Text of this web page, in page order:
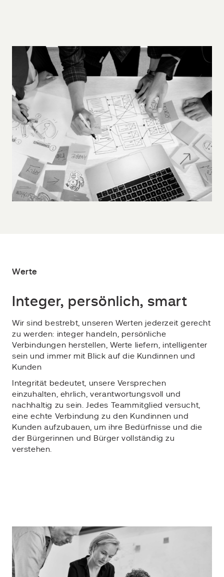
Werte
Integer, persönlich, smart
Wir sind bestrebt, unseren Werten jederzeit gerecht
zu werden: integer handeln, persönliche
Verbindungen herstellen, Werte liefern, intelligenter
sein und immer mit Blick auf die Kundinnen und
Kunden
Integrität bedeutet, unsere Versprechen
einzuhalten, ehrlich, verantwortungsvoll und
nachhaltig zu sein. Jedes Teammitglied versucht,
eine echte Verbindung zu den Kundinnen und
Kunden aufzubauen, um ihre Bedürfnisse und die
der Bürgerinnen und Bürger vollständig zu
verstehen.